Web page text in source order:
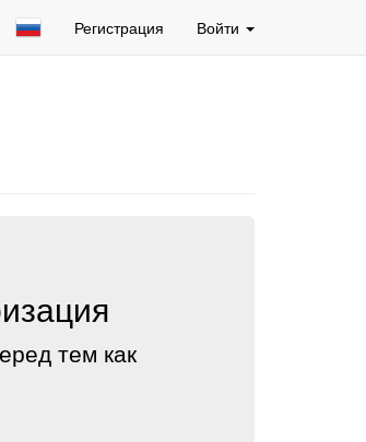
Регистрация Войти
тем как